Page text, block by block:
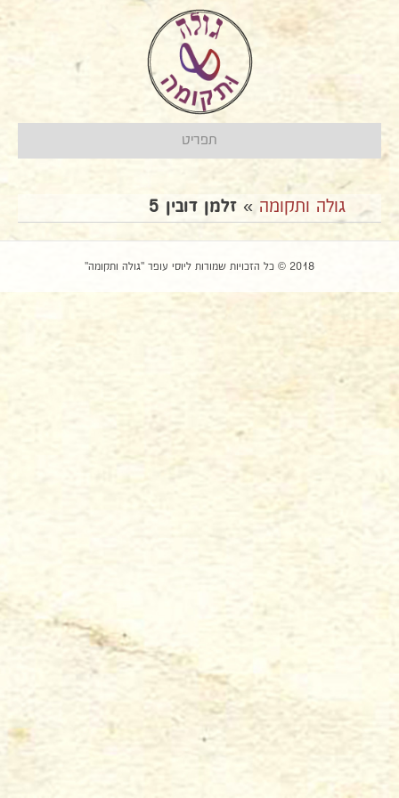
תפריט
גולה ותקומה » זלמן דובין 5
2018 © כל הזכויות שמורות ליוסי עופר "גולה ותקומה"